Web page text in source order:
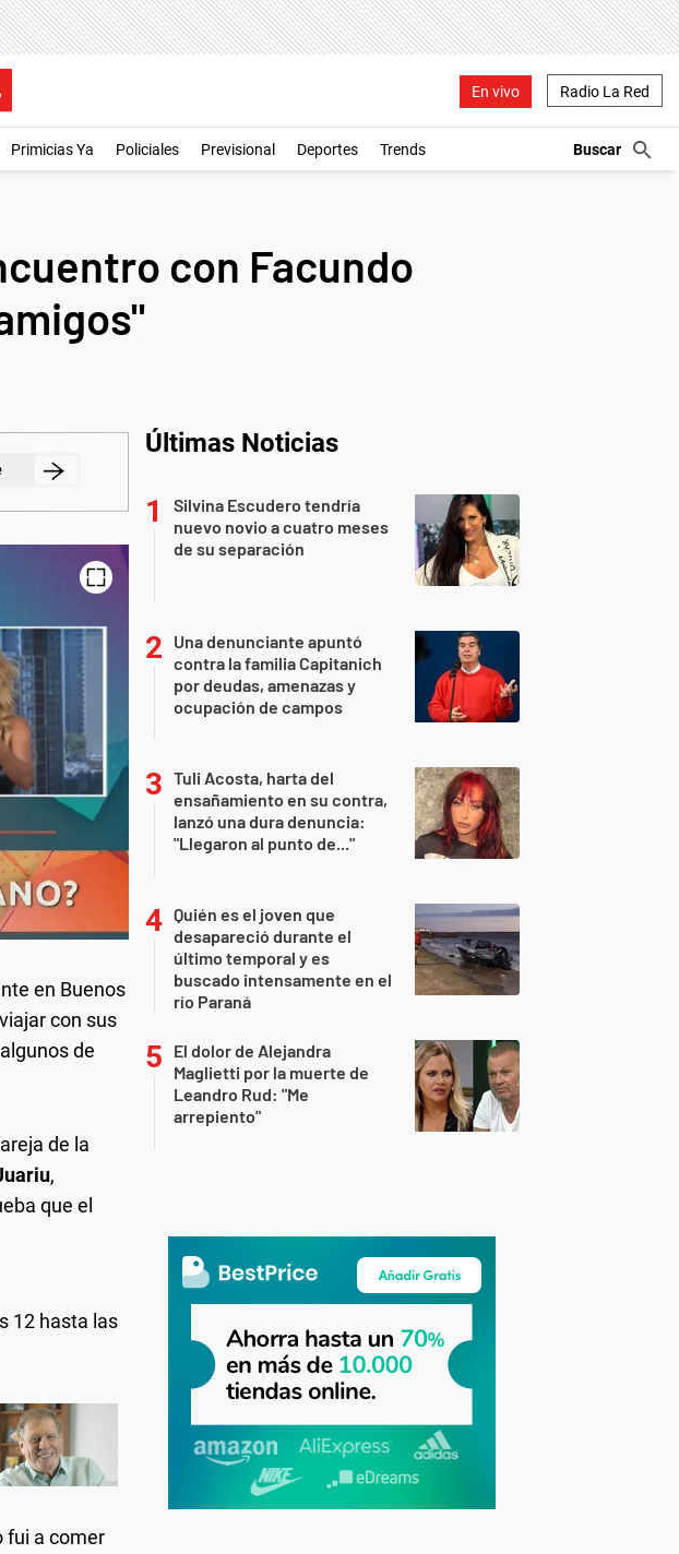
En vivo Radio La Red
Primicias Ya Policiales Previsional Deportes Trends
con Facundo
en Buenos
con sus
de
de la
,
que el
12 hasta las
fui a comer
Últimas Noticias
Silvina Escudero tendría
nuevo novio a cuatro meses
de su separación
Una denunciante apuntó
contra la familia Capitanich
por deudas, amenazas y
ocupación de campos
Tuli Acosta, harta del
ensañamiento en su contra,
lanzó una dura denuncia:
"Llegaron al punto de..."
Quién es el joven que
desapareció durante el
último temporal y es
buscado intensamente en el
río Paraná
El dolor de Alejandra
Maglietti por la muerte de
Leandro Rud: "Me
arrepiento"